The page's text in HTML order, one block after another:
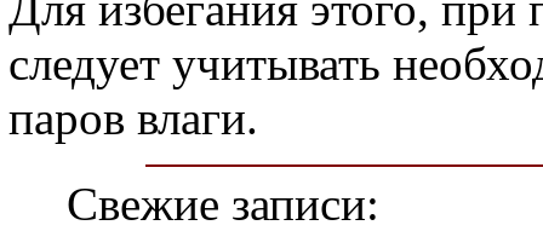
следует учитывать
паров влаги.
Свежие записи: